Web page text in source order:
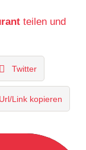
teilen und
Twitter
Url/Link kopieren